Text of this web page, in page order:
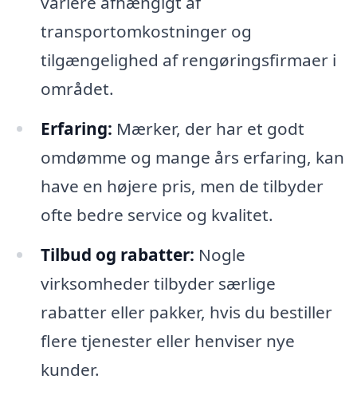
transportomkostninger og
tilgængelighed af rengøringsfirmaer i
området.
Erfaring: Mærker, der har et godt
omdømme og mange års erfaring, kan
have en højere pris, men de tilbyder
ofte bedre service og kvalitet.
Tilbud og rabatter: Nogle
virksomheder tilbyder særlige
rabatter eller pakker, hvis du bestiller
flere tjenester eller henviser nye
kunder.